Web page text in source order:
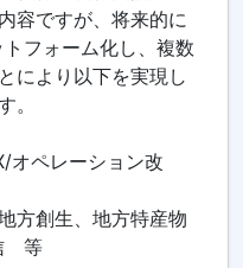
容ですが、将来的に
フォーム化し、複数
により以下を実現し
。
オペレーション改
方創生、地方特産物
等